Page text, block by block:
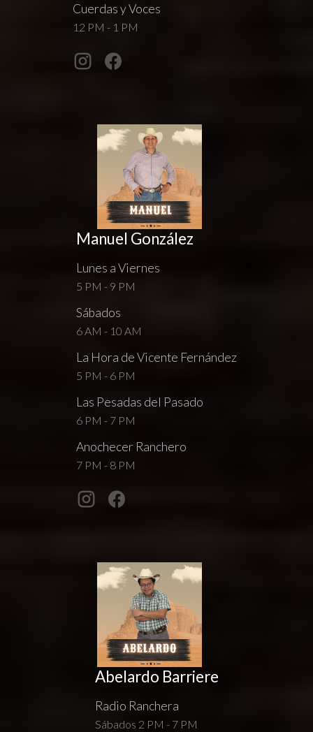
Cuerdas y Voces
12 PM - 1 PM
Manuel González
Lunes a Viernes
5 PM - 9 PM
Sábados
6 AM - 10 AM
La Hora de Vicente Fernández
5 PM - 6 PM
Las Pesadas del Pasado
6 PM - 7 PM
Anochecer Ranchero
7 PM - 8 PM
Abelardo Barriere
Radio Ranchera
Sábados 2 PM - 7 PM